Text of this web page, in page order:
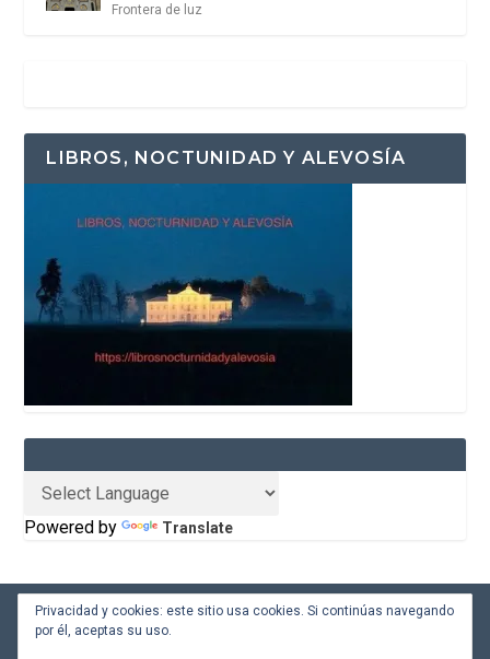
Frontera de luz
LIBROS, NOCTUNIDAD Y ALEVOSÍA
Powered by Translate
Desarrollado porElegant Themes| Gestionado conWordPress
Privacidad y cookies: este sitio usa cookies. Si continúas navegando
por él, aceptas su uso.